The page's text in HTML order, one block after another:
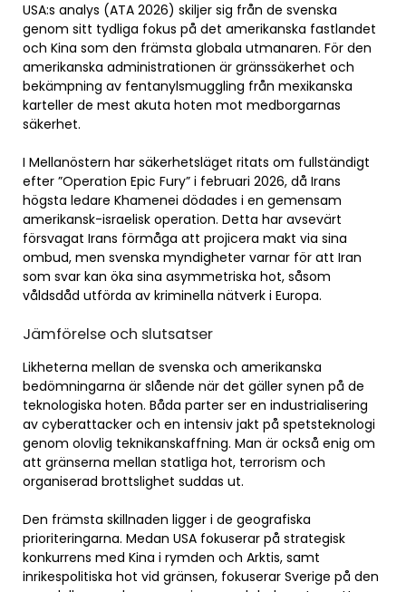
USA:s analys (ATA 2026) skiljer sig från de svenska
genom sitt tydliga fokus på det amerikanska fastlandet
och Kina som den främsta globala utmanaren. För den
amerikanska administrationen är gränssäkerhet och
bekämpning av fentanylsmuggling från mexikanska
karteller de mest akuta hoten mot medborgarnas
säkerhet.
I Mellanöstern har säkerhetsläget ritats om fullständigt
efter ”Operation Epic Fury” i februari 2026, då Irans
högsta ledare Khamenei dödades i en gemensam
amerikansk-israelisk operation. Detta har avsevärt
försvagat Irans förmåga att projicera makt via sina
ombud, men svenska myndigheter varnar för att Iran
som svar kan öka sina asymmetriska hot, såsom
våldsdåd utförda av kriminella nätverk i Europa.
Jämförelse och slutsatser
Likheterna mellan de svenska och amerikanska
bedömningarna är slående när det gäller synen på de
teknologiska hoten. Båda parter ser en industrialisering
av cyberattacker och en intensiv jakt på spetsteknologi
genom olovlig teknikanskaffning. Man är också enig om
att gränserna mellan statliga hot, terrorism och
organiserad brottslighet suddas ut.
Den främsta skillnaden ligger i de geografiska
prioriteringarna. Medan USA fokuserar på strategisk
konkurrens med Kina i rymden och Arktis, samt
inrikespolitiska hot vid gränsen, fokuserar Sverige på den